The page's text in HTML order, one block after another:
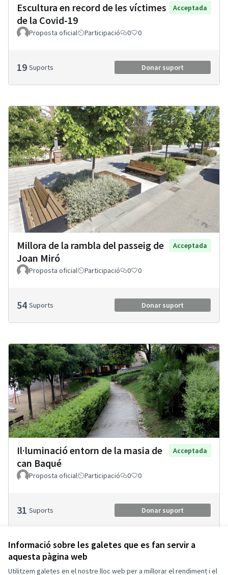
Informació sobre les galetes que es fan servir a
aquesta pàgina web
Utilitzem galetes en el nostre lloc web per a millorar el rendiment i el
Escultura en record de les víctimes
de la Covid-19
Acceptada
Proposta oficial Participació 0 0
19 Suports Donar suport
Millora de la rambla del passeig de
Joan Miró
Acceptada
Proposta oficial Participació 0 0
54 Suports Donar suport
Il·luminació entorn de la masia de
can Baqué
Acceptada
Proposta oficial Participació 0 0
31 Suports Donar suport
Termes i condicions d'ús
Configuració de les galetes